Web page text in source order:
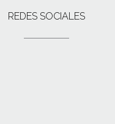
REDES SOCIALES